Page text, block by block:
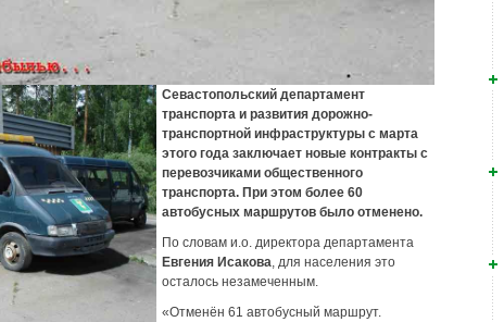
Севастопольский департамент
транспорта и развития дорожно-
транспортной инфраструктуры с марта
этого года заключает новые контракты с
перевозчиками общественного
транспорта. При этом более 60
автобусных маршрутов было отменено.
По словам и.о. директора департамента
Евгения Исакова , для населения это
осталось незамеченным.
«Отменён 61 автобусный маршрут.